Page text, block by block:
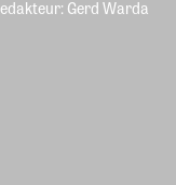
Gerd Warda